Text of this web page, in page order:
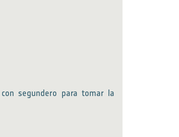
segundero para tomar la